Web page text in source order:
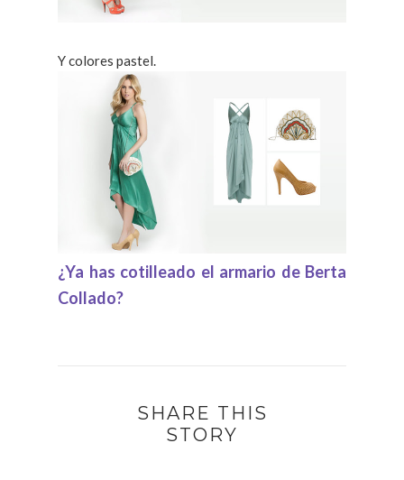
Y colores pastel.
¿Ya has cotilleado el armario de Berta
Collado?
SHARE THIS
STORY